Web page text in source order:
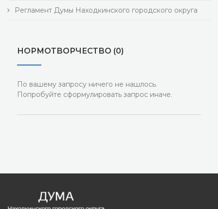
Регламент Думы Находкинского городского округа
НОРМОТВОРЧЕСТВО (0)
По вашему запросу ничего не нашлось.
Попробуйте сформулировать запрос иначе.